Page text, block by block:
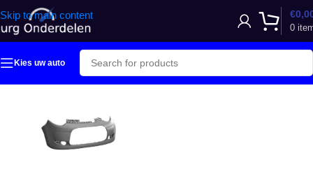
Skip to main content
0
€
Kies uw auto